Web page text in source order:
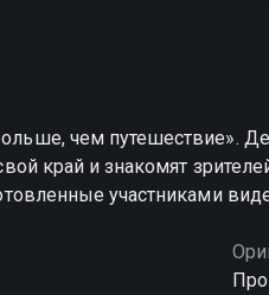
чем путешествие».
край и знакомят
участниками